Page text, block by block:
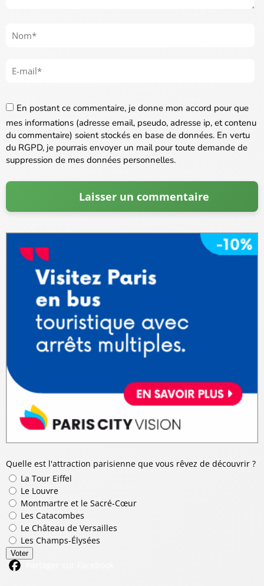
En postant ce commentaire, je donne mon accord pour que
mes informations (adresse email, pseudo, adresse ip, et contenu
du commentaire) soient stockés en base de données. En vertu
du RGPD, je pourrais envoyer un mail pour toute demande de
suppression de mes données personnelles.
Quelle est l'attraction parisienne que vous rêvez de découvrir ?
La Tour Eiffel
Le Louvre
Montmartre et le Sacré-Cœur
Les Catacombes
Le Château de Versailles
Les Champs-Élysées
Voter